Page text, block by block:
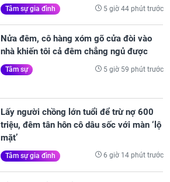
Tâm sự gia đình 5 giờ 44 phút trước
Nửa đêm, cô hàng xóm gõ cửa đòi vào
nhà khiến tôi cả đêm chẳng ngủ được
Tâm sự 5 giờ 59 phút trước
Lấy người chồng lớn tuổi để trừ nợ 600
triệu, đêm tân hôn cô dâu sốc với màn ‘lộ
mặt’
Tâm sự gia đình 6 giờ 14 phút trước